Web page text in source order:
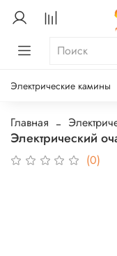
Электрические камины
Главная
Электрический
(0)